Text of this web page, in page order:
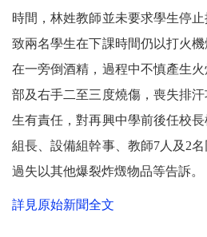
時間，林姓教師並未要求學生停
致兩名學生在下課時間仍以打火
在一旁倒酒精，過程中不慎產生
部及右手二至三度燒傷，喪失排
生有責任，對再興中學前後任校
組長、設備組幹事、教師7人及2名
過失以其他爆裂炸燬物品等告訴。
詳見原始新聞全文